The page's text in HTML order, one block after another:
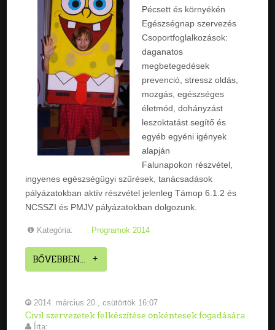
Pécsett és környékén
Egészségnap szervezés
Csoportfoglalkozások:
daganatos
megbetegedések
prevenció, stressz oldás,
mozgás, egészséges
életmód, dohányzást
leszoktatást segítő és
egyéb egyéni igények
alapján
Falunapokon részvétel,
ingyenes egészségügyi szűrések, tanácsadások
pályázatokban aktív részvétel jelenleg Támop 6.1.2 és
NCSSZI és PMJV pályázatokban dolgozunk.
Kategória: Programok 2014
BŐVEBBEN...
2014. március 20., csütörtök 16:07
Civil szervezetek felkészítése önkéntesek fogadására
Írta: